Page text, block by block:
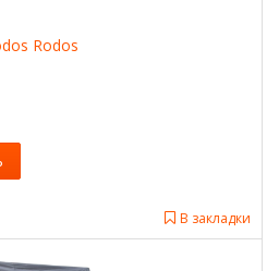
Rodos
В закладки